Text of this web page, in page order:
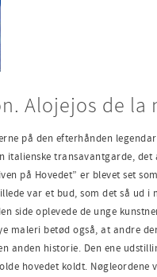
Alojejos de la
på den efterhånden
italienske transavantgarde,
på Hovedet” er blevet set
var et bud, som det så
side oplevede de unge
maleri betød også, at andre
anden historie. Den ene
hovedet koldt.